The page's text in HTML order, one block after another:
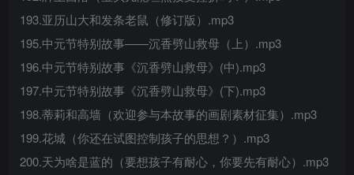
193.亚历山大和发条老鼠（修订版）.mp3
195.中元节特别故事——沉香劈山救母（上）.mp3
196.中元节特别故事《沉香劈山救母》(中).mp3
197.中元节特别故事《沉香劈山救母》(下).mp3
198.蒂莉和高墙（欢迎参与本故事的画剧素材征集）.mp3
199.花城（你还在试图控制孩子的思想？）.mp3
200.天为啥是蓝的（要想孩子有耐心，你要先有耐心）.mp3